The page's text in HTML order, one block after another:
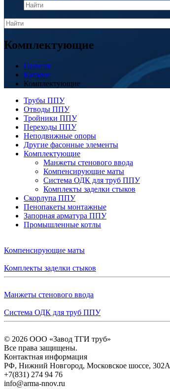
Комплектующие
Главная
Каталог
Комплектующие
Трубы ППУ
Отводы ППУ
Тройники ППУ
Переходы ППУ
Неподвижные опоры
Другие фасонные элементы
Комплектующие
Манжеты стенового ввода
Компенсирующие маты
Система ОДК для труб ППУ
Комплекты заделки стыков
Скорлупа ППУ
Пенопакеты монтажные
Запорная арматура ППУ
Промышленные котлы
Компенсирующие маты
Комплекты заделки стыков
Манжеты стенового ввода
Система ОДК для труб ППУ
© 2026 ООО «Завод ТГИ труб»
Все права защищены.
Контактная информация
РФ, Нижний Новгород, Московское шоссе, 302А
+7(831) 274 94 76
info@arma-nnov.ru